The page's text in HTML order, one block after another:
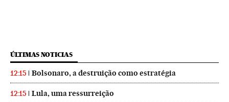
ÚLTIMAS NOTICIAS
12:15 Bolsonaro, a destruição como estratégia
12:15 Lula, uma ressurreição